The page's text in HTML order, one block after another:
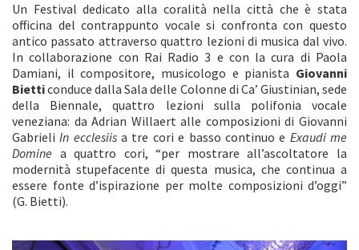
Un Festival dedicato alla coralità nella città che è stata
officina del contrappunto vocale si confronta con questo
antico passato attraverso quattro lezioni di musica dal vivo.
In collaborazione con Rai Radio 3 e con la cura di Paola
Damiani, il compositore, musicologo e pianista Giovanni
Bietticonduce dalla Sala delle Colonne di Ca’ Giustinian, sede
della Biennale, quattro lezioni sulla polifonia vocale
veneziana: da Adrian Willaert alle composizioni di Giovanni
GabrieliIn ecclesiisa tre cori e basso continuo e Exaudi me
Domine a quattro cori, “per mostrare all’ascoltatore la
modernità stupefacente di questa musica, che continua a
essere fonte d’ispirazione per molte composizioni d’oggi”
(G. Bietti).